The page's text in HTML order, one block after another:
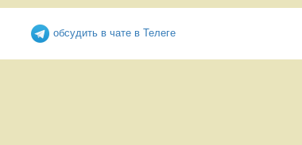
обсудить в чате в Телеге